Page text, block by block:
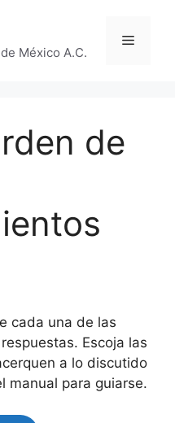
México A.C.
Menu
de
cada una de las
Escoja las
a lo discutido
manual para guiarse.